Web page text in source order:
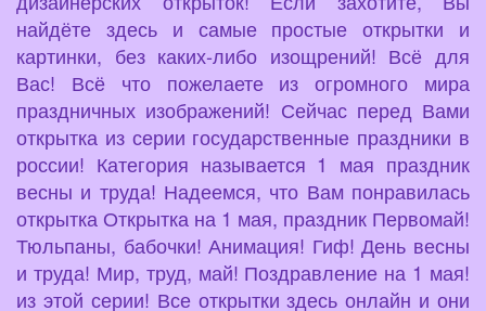
найдёте здесь и самые простые открытки и
картинки, без каких-либо изощрений! Всё для
Вас! Всё что пожелаете из огромного мира
праздничных изображений! Сейчас перед Вами
открытка из серии государственные праздники в
россии! Категория называется 1 мая праздник
весны и труда! Надеемся, что Вам понравилась
открытка Открытка на 1 мая, праздник Первомай!
Тюльпаны, бабочки! Анимация! Гиф! День весны
и труда! Мир, труд, май! Поздравление на 1 мая!
из этой серии! Все открытки здесь онлайн и они